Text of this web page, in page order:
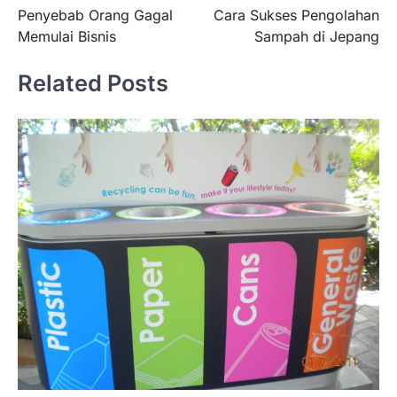
pos
Penyebab Orang Gagal
Memulai Bisnis
Cara Sukses Pengolahan
Sampah di Jepang
Related Posts
3
BERITA TERBARU
Skema KPR Wiraswasta: Ada
Solusi Pembiayaan Rumah Bagi
Pelaku Usaha?
Januari 27, 2026
PT Bank Tabungan Negara (BTN) baru-
baru ini mengungkapkan skema Kredit
Perumahan Rakyat (KPR) yang dirancang…
BERITA TERBARU
Direktur PT GEB Tjandra